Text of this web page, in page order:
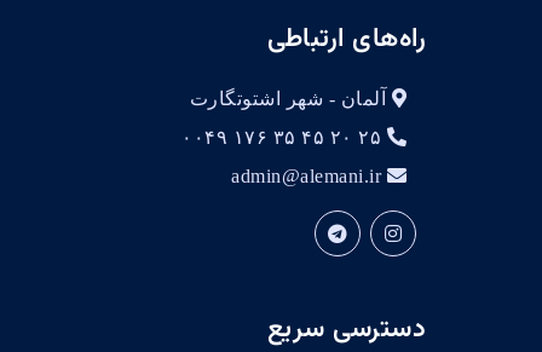
راه‌های ارتباطی
آلمان - شهر اشتوتگارت
admin@alemani.ir
دسترسی سریع